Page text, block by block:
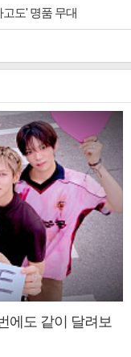
도' 명품 무대
에도 같이 달려보